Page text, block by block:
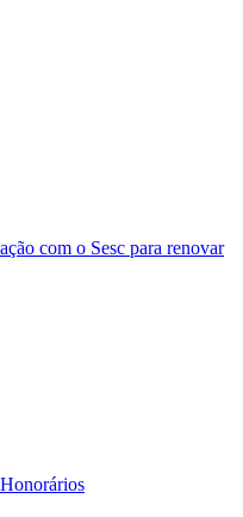
com o Sesc para renovar